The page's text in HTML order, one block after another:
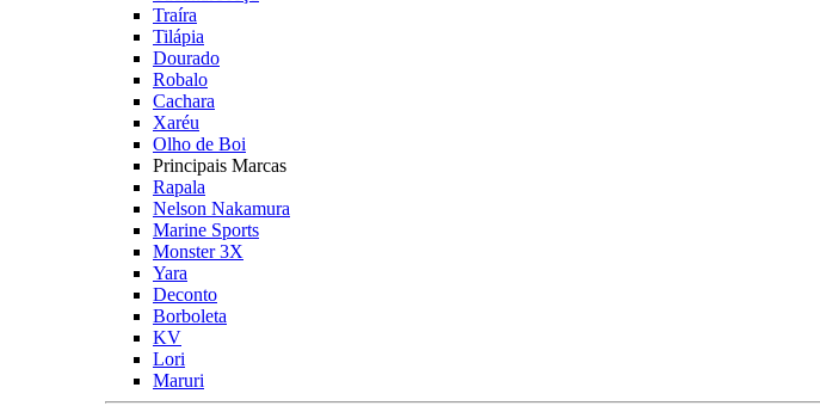
Traíra
Tilápia
Dourado
Robalo
Cachara
Xaréu
Olho de Boi
Principais Marcas
Rapala
Nelson Nakamura
Marine Sports
Monster 3X
Yara
Deconto
Borboleta
KV
Lori
Maruri